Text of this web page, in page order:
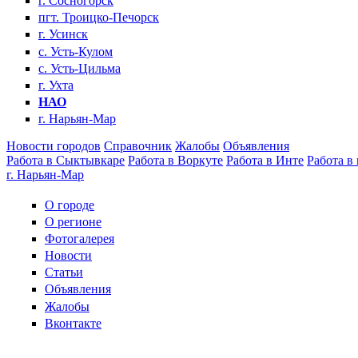
пгт. Троицко-Печорск
г. Усинск
с. Усть-Кулом
с. Усть-Цильма
г. Ухта
НАО
г. Нарьян-Мар
Новости городов Справочник Жалобы Объявления
Работа в Сыктывкаре Работа в Воркуте Работа в Инте Работа в
г. Нарьян-Мар
О городе
О регионе
Фотогалерея
Новости
Статьи
Объявления
Жалобы
Вконтакте